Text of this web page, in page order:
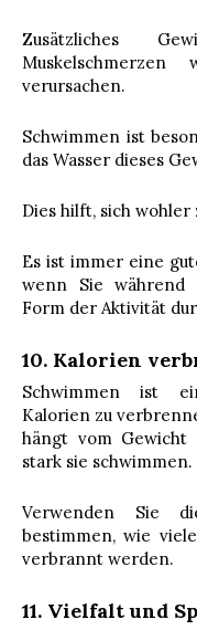
Zusätzliches
Muskelschmerzen
verursachen.
Schwimmen ist
das Wasser dieses
Dies hilft, sich wohler
Es ist immer eine
wenn Sie während
Form der Aktivität
10. Kalorien
Schwimmen ist
Kalorien zu
hängt vom Gewicht
stark sie schwimmen.
Verwenden Sie
bestimmen, wie
verbrannt werden.
11. Vielfalt und